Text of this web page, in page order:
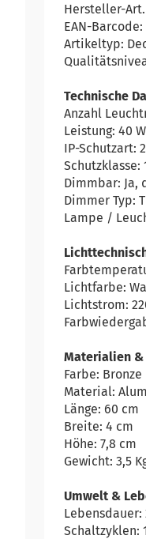
Hersteller-
EAN-Barcode:
Artikeltyp:
Technische
Anzahl
Leistung: 40 W
IP-Schutzart:
Schutzklasse:
Dimmbar: Ja,
Dimmer Typ:
Lampe /
Lichtfarbe:
Lichtstrom:
Materialien &
Farbe: Bronze
Material:
Länge: 60 cm
Breite: 4 cm
Höhe: 7,8 cm
Gewicht: 3,5
Umwelt &
Lebensdauer:
Schaltzyklen: